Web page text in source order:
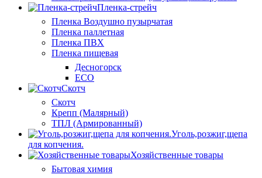
Пленка-стрейч
Пленка Воздушно пузырчатая
Пленка паллетная
Пленка ПВХ
Пленка пищевая
Десногорск
ECO
Скотч
Скотч
Крепп (Малярный)
ТПЛ (Армированный)
Уголь,розжиг,щепа
для копчения.
Хозяйственные товары
Бытовая химия